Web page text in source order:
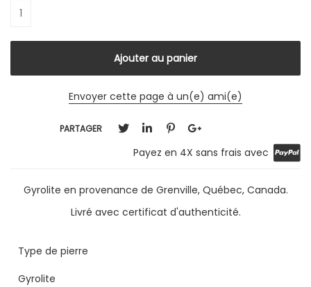
Envoyer cette page à un(e) ami(e)
PARTAGER
Payez en 4X sans frais avec
Gyrolite en provenance de Grenville, Québec, Canada.
Livré avec certificat d'authenticité.
Type de pierre
Gyrolite